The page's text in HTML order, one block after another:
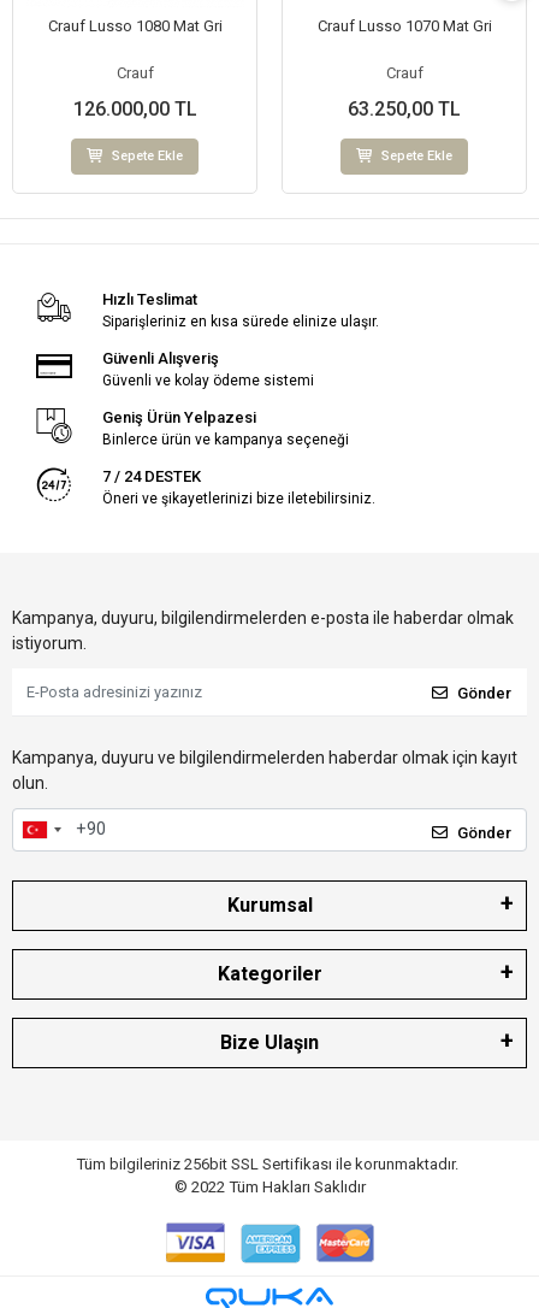
Crauf Lusso 1080 Mat Gri
Crauf
126.000,00 TL
Sepete Ekle
Crauf Lusso 1070 Mat Gri
Crauf
63.250,00 TL
Sepete Ekle
Hızlı Teslimat
Siparişleriniz en kısa sürede elinize ulaşır.
Güvenli Alışveriş
Güvenli ve kolay ödeme sistemi
Geniş Ürün Yelpazesi
Binlerce ürün ve kampanya seçeneği
7 / 24 DESTEK
Öneri ve şikayetlerinizi bize iletebilirsiniz.
Kampanya, duyuru, bilgilendirmelerden e-posta ile haberdar olmak
istiyorum.
Gönder
Kampanya, duyuru ve bilgilendirmelerden haberdar olmak için kayıt
olun.
Gönder
Kurumsal
Kategoriler
Bize Ulaşın
Tüm bilgileriniz 256bit SSL Sertifikası ile korunmaktadır.
© 2022 Tüm Hakları Saklıdır